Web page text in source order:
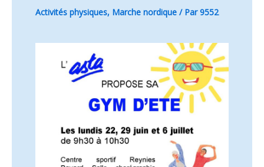
Activités physiques, Marche nordique / Par9552